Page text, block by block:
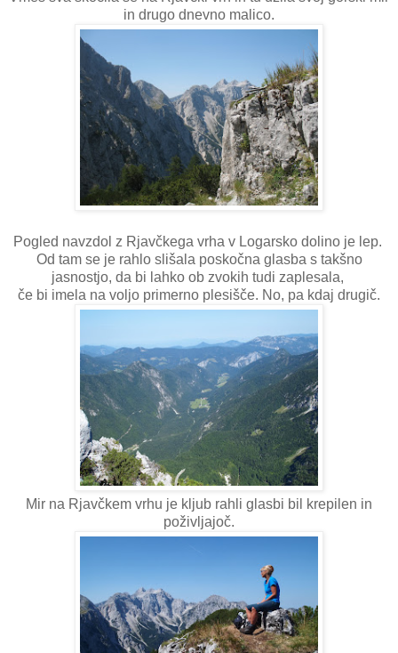
in drugo dnevno malico.
Pogled navzdol z Rjavčkega vrha v Logarsko dolino je lep.
Od tam se je rahlo slišala poskočna glasba s takšno
jasnostjo, da bi lahko ob zvokih tudi zaplesala,
če bi imela na voljo primerno plesišče. No, pa kdaj drugič.
Mir na Rjavčkem vrhu je kljub rahli glasbi bil krepilen in
poživljajoč.